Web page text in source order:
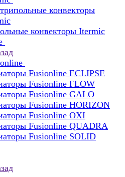
конвекторы
конвекторы Itermic
Fusionline ECLIPSE
Fusionline FLOW
Fusionline GALO
Fusionline HORIZON
Fusionline OXI
Fusionline QUADRA
Fusionline SOLID